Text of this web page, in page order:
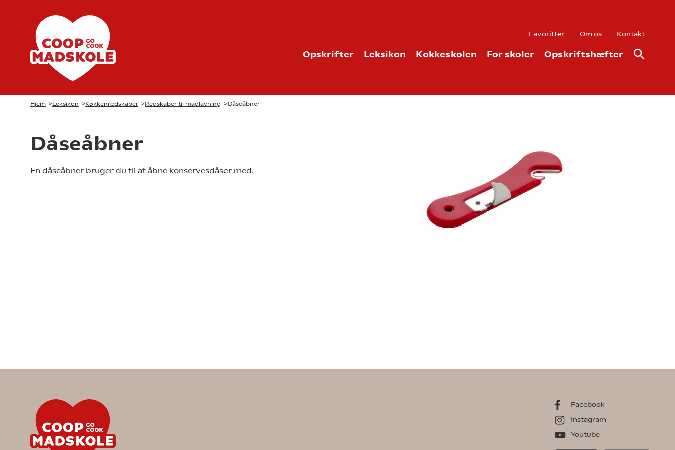
Favoritter Om os Kontakt
Opskrifter Leksikon Kokkeskolen For skoler Opskriftshæfter
Hjem >Leksikon >Køkkenredskaber >Redskaber til madlavning >Dåseåbner
Dåseåbner
En dåseåbner bruger du til at åbne konservesdåser med.
Facebook
Instagram
Youtube